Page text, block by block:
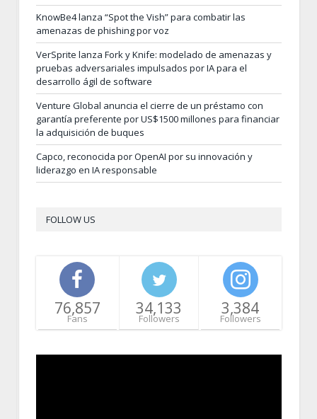
KnowBe4 lanza “Spot the Vish” para combatir las
amenazas de phishing por voz
VerSprite lanza Fork y Knife: modelado de amenazas y
pruebas adversariales impulsados por IA para el
desarrollo ágil de software
Venture Global anuncia el cierre de un préstamo con
garantía preferente por US$1500 millones para financiar
la adquisición de buques
Capco, reconocida por OpenAI por su innovación y
liderazgo en IA responsable
FOLLOW US
76,857
Fans
34,133
Followers
3,384
Followers